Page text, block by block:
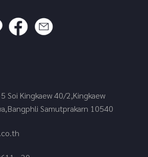
Soi Kingkaew 40/2,Kingkaew
Samutprakarn 10540